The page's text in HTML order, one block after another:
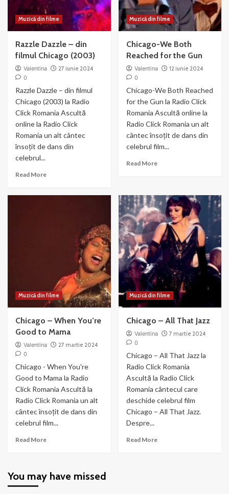
Muzică din filme
Razzle Dazzle – din
filmul Chicago (2003)
Valentina
27 iunie 2024
0
Razzle Dazzle – din filmul
Chicago (2003) la Radio
Click Romania Ascultă
online la Radio Click
Romania un alt cântec
însoțit de dans din
celebrul...
Read MoreRead
Muzică din filme
Chicago-We Both
Reached for the Gun
Valentina
12 iunie 2024
0
Chicago-We Both Reached
for the Gun la Radio Click
Romania Ascultă online la
Radio Click Romania un alt
cântec însoțit de dans din
celebrul film...
Read MoreRead
We
Both
Reached
for
the
Gun
Muzică din filme
Chicago – When You’re
Good to Mama
Valentina
27 martie 2024
0
Chicago - When You're
Good to Mama la Radio
Click Romania Ascultă la
Radio Click Romania un alt
cântec însoțit de dans din
celebrul film...
Read MoreRead
–
Muzică din filme
Chicago – All That Jazz
Valentina
7 martie 2024
0
Chicago – All That Jazz la
Radio Click Romania
Ascultă la Radio Click
Romania cântecul care
deschide celebrul film
Chicago – All That Jazz.
Despre...
Read MoreRead
You may have missed